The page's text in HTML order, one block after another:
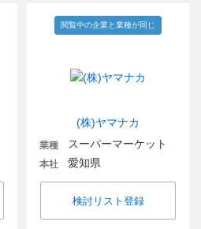
(株)ヤマナカ
閲覧中の企業と業種が同じ
業種 スーパーマーケット
本社 愛知県
検討リスト登録